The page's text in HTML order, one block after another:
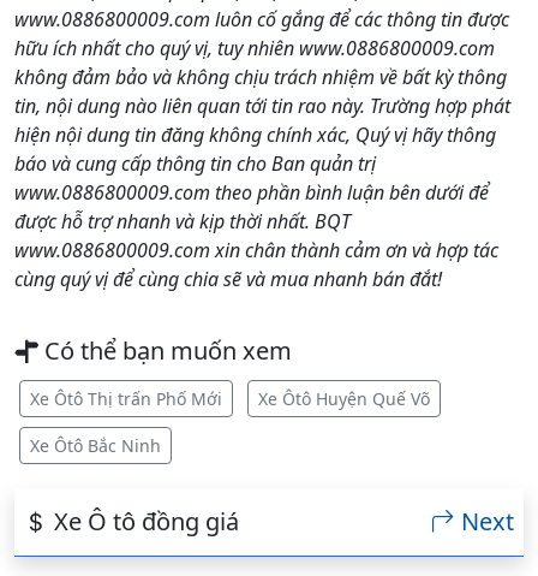
www.0886800009.com luôn cố gắng để các thông tin được
hữu ích nhất cho quý vị, tuy nhiên www.0886800009.com
không đảm bảo và không chịu trách nhiệm về bất kỳ thông
tin, nội dung nào liên quan tới tin rao này. Trường hợp phát
hiện nội dung tin đăng không chính xác, Quý vị hãy thông
báo và cung cấp thông tin cho Ban quản trị
www.0886800009.com theo phần bình luận bên dưới để
được hỗ trợ nhanh và kịp thời nhất. BQT
www.0886800009.com xin chân thành cảm ơn và hợp tác
cùng quý vị để cùng chia sẽ và mua nhanh bán đắt!
Có thể bạn muốn xem
Xe Ôtô Thị trấn Phố Mới Xe Ôtô Huyện Quế Võ
Xe Ôtô Bắc Ninh
Xe Ô tô đồng giá Next